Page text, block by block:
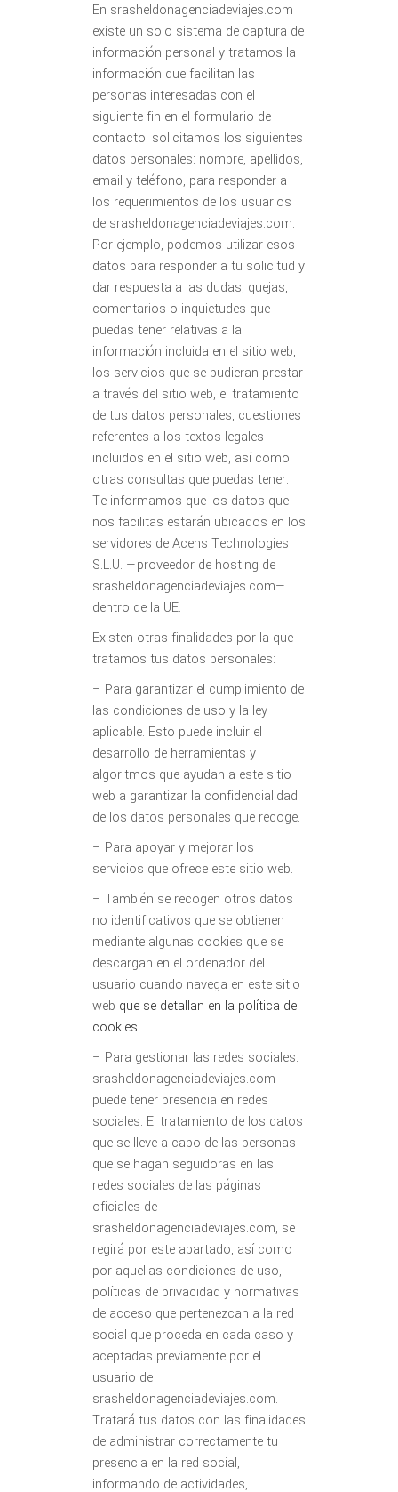
En srasheldonagenciadeviajes.com
existe un solo sistema de captura de
información personal y tratamos la
información que facilitan las
personas interesadas con el
siguiente fin en el formulario de
contacto: solicitamos los siguientes
datos personales: nombre, apellidos,
email y teléfono, para responder a
los requerimientos de los usuarios
de srasheldonagenciadeviajes.com.
Por ejemplo, podemos utilizar esos
datos para responder a tu solicitud y
dar respuesta a las dudas, quejas,
comentarios o inquietudes que
puedas tener relativas a la
información incluida en el sitio web,
los servicios que se pudieran prestar
a través del sitio web, el tratamiento
de tus datos personales, cuestiones
referentes a los textos legales
incluidos en el sitio web, así como
otras consultas que puedas tener.
Te informamos que los datos que
nos facilitas estarán ubicados en los
servidores de Acens Technologies
S.L.U. —proveedor de hosting de
srasheldonagenciadeviajes.com—
dentro de la UE.
Existen otras finalidades por la que
tratamos tus datos personales:
– Para garantizar el cumplimiento de
las condiciones de uso y la ley
aplicable. Esto puede incluir el
desarrollo de herramientas y
algoritmos que ayudan a este sitio
web a garantizar la confidencialidad
de los datos personales que recoge.
– Para apoyar y mejorar los
servicios que ofrece este sitio web.
– También se recogen otros datos
no identificativos que se obtienen
mediante algunas cookies que se
descargan en el ordenador del
usuario cuando navega en este sitio
web que se detallan en la política de
cookies.
– Para gestionar las redes sociales.
srasheldonagenciadeviajes.com
puede tener presencia en redes
sociales. El tratamiento de los datos
que se lleve a cabo de las personas
que se hagan seguidoras en las
redes sociales de las páginas
oficiales de
srasheldonagenciadeviajes.com, se
regirá por este apartado, así como
por aquellas condiciones de uso,
políticas de privacidad y normativas
de acceso que pertenezcan a la red
social que proceda en cada caso y
aceptadas previamente por el
usuario de
srasheldonagenciadeviajes.com.
Tratará tus datos con las finalidades
de administrar correctamente tu
presencia en la red social,
informando de actividades,